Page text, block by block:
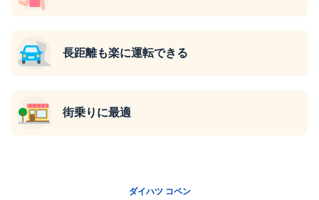
長距離も楽に運転できる
街乗りに最適
ダイハツ コペン